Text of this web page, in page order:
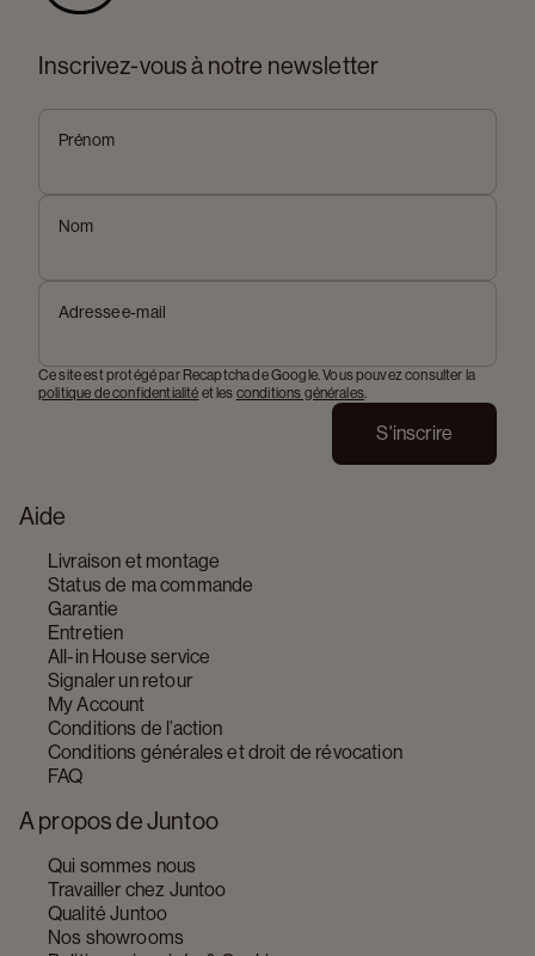
Aide
Livraison et montage
Status de ma commande
Garantie
Entretien
All-in House service
Signaler un retour
My Account
Conditions de l’action
Conditions générales et droit de révocation
FAQ
A propos de Juntoo
Qui sommes nous
Travailler chez Juntoo
Qualité Juntoo
Nos showrooms
Inscrivez-vous à notre newsletter
Prénom
Nom
Adresse e-mail
Ce site est protégé par Recaptcha de Google. Vous pouvez consulter la
politique de confidentialité et les conditions générales.
S'inscrire